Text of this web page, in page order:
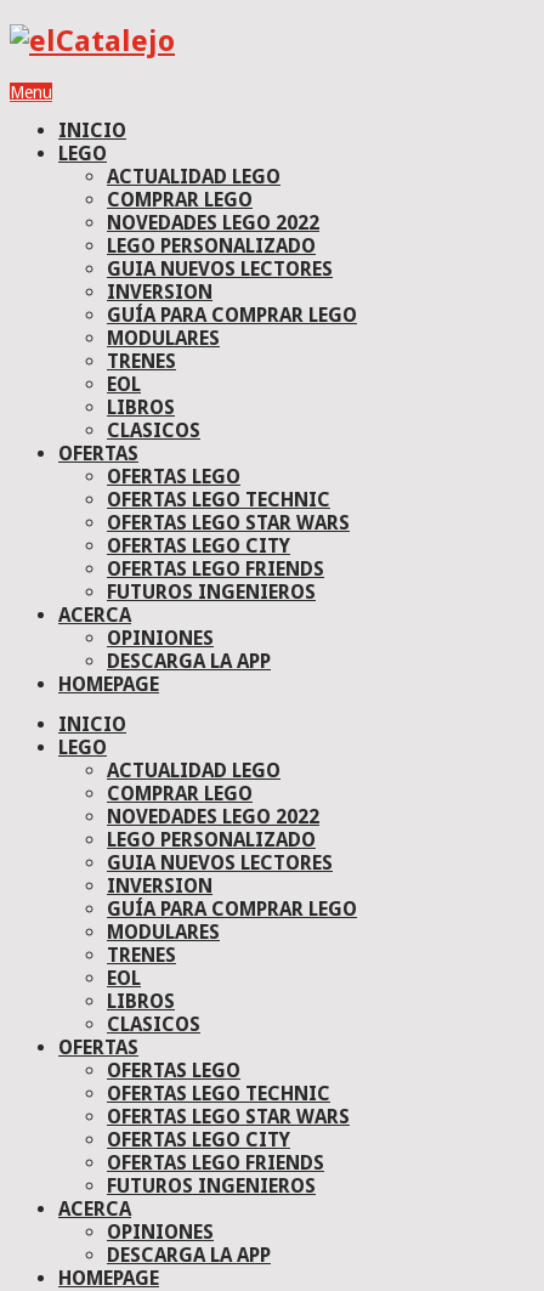
Menu
INICIO
LEGO
ACTUALIDAD LEGO
COMPRAR LEGO
NOVEDADES LEGO 2022
LEGO PERSONALIZADO
GUIA NUEVOS LECTORES
INVERSION
GUÍA PARA COMPRAR LEGO
MODULARES
TRENES
EOL
LIBROS
CLASICOS
OFERTAS
OFERTAS LEGO
OFERTAS LEGO TECHNIC
OFERTAS LEGO STAR WARS
OFERTAS LEGO CITY
OFERTAS LEGO FRIENDS
FUTUROS INGENIEROS
ACERCA
OPINIONES
DESCARGA LA APP
HOMEPAGE
INICIO
LEGO
ACTUALIDAD LEGO
COMPRAR LEGO
NOVEDADES LEGO 2022
LEGO PERSONALIZADO
GUIA NUEVOS LECTORES
INVERSION
GUÍA PARA COMPRAR LEGO
MODULARES
TRENES
EOL
LIBROS
CLASICOS
OFERTAS
OFERTAS LEGO
OFERTAS LEGO TECHNIC
OFERTAS LEGO STAR WARS
OFERTAS LEGO CITY
OFERTAS LEGO FRIENDS
FUTUROS INGENIEROS
ACERCA
OPINIONES
DESCARGA LA APP
HOMEPAGE